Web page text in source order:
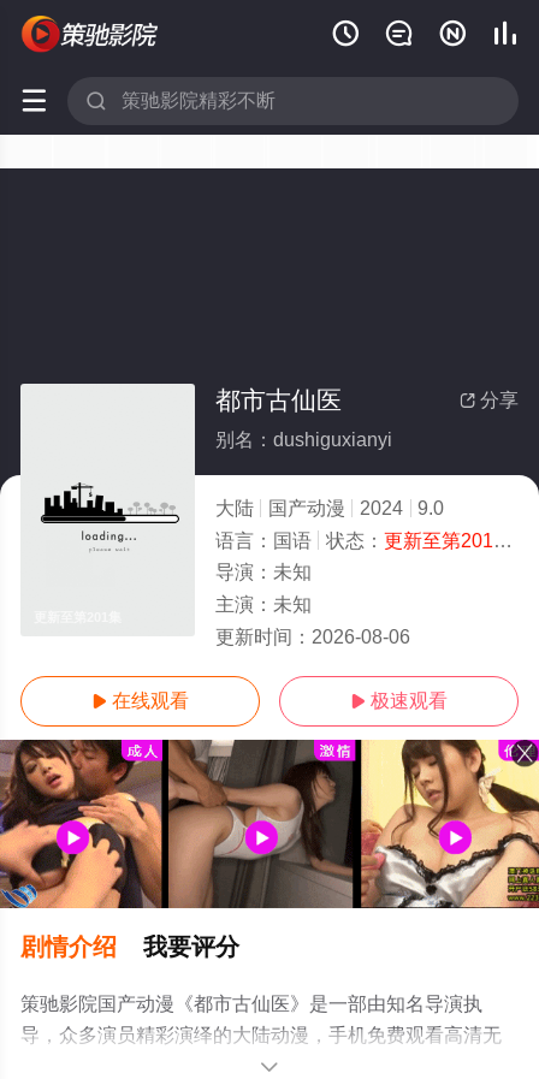
   
 
 分享
都市古仙医
别名：dushiguxianyi
大陆 国产动漫 2024
9.0
语言： 国语 状态： 更新至第201集
导演： 未知
主演： 未知
更新时间： 2026-08-06
 在线观看  极速观看
剧情介绍 我要评分
策驰影院国产动漫《都市古仙医》是一部由知名导演执
导，众多演员精彩演绎的大陆动漫，手机免费观看高清无
删减完整版动漫全集就上策驰电影网，更多相关信息可移
